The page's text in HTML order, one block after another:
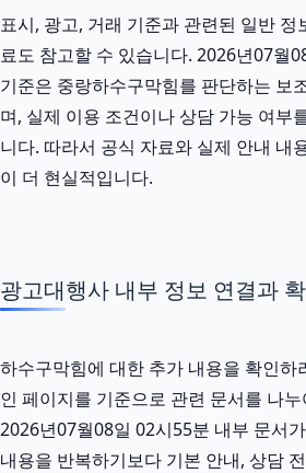
표시, 광고, 거래 기준과 관련된 일반 정
료도 참고할 수 있습니다. 2026년07월
기준은 중랑하수구막힘를 판단하는 보
며, 실제 이용 조건이나 상담 가능 여부
니다. 따라서 공식 자료와 실제 안내 내
이 더 현실적입니다.
광고대행사 내부 정보 연결과
하수구막힘에 대한 추가 내용을 확인하
인 페이지를 기준으로 관련 문서를 나
2026년07월08일 02시55분 내부 문서
내용을 반복하기보다 기본 안내, 상담